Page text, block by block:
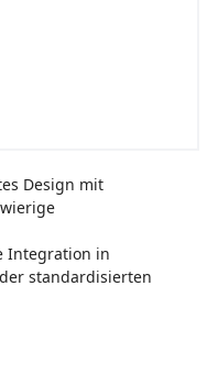
Design mit
Integration in
standardisierten